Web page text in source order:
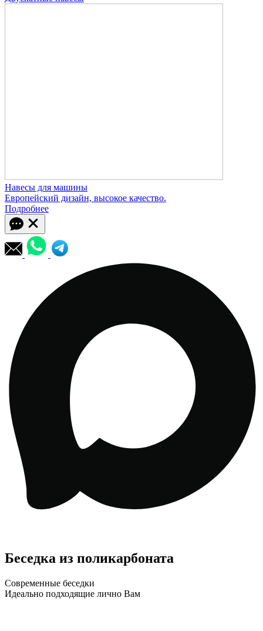
Навесы для машины
Европейский дизайн, высокое качество.
Подробнее
Беседка из поликарбоната
Современные беседки
Идеально подходящие лично Вам